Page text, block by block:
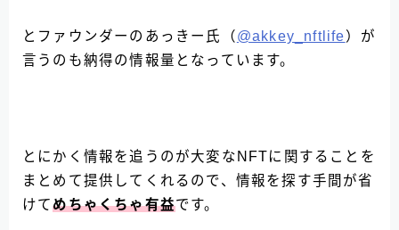
とファウンダーのあっきー氏（ @akkey_nftlife）が
言うのも納得の情報量となっています。
とにかく情報を追うのが大変なNFTに関することを
まとめて提供してくれるので、情報を探す手間が省
けてめちゃくちゃ有益です。